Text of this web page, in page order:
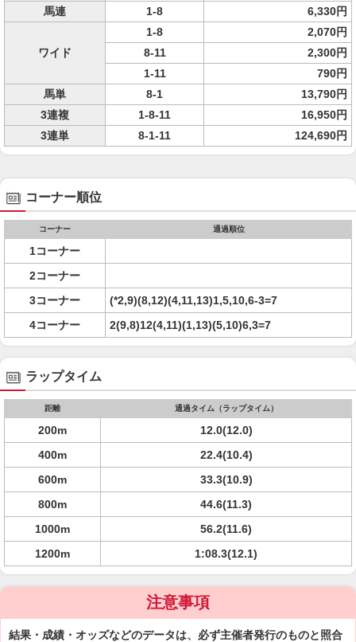
馬連
1-8 6,330円
ワイド
1-8
2,070円
8-11
2,300円
1-11
790円
馬単
8-1
13,790円
3連複
1-8-11
16,950円
3連単
8-1-11 124,690円
コーナー順位
コーナー 通過順位
1コーナー
2コーナー
3コーナー
(*2,9)(8,12)(4,11,13)1,5,10,6-3=7
4コーナー
2(9,8)12(4,11)(1,13)(5,10)6,3=7
ラップタイム
距離 通過タイム（ラップタイム）
200m
12.0(12.0)
400m
22.4(10.4)
600m
33.3(10.9)
800m
44.6(11.3)
1000m
56.2(11.6)
1200m
1:08.3(12.1)
注意事項
結果・成績・オッズなどのデータは、必ず主催者発行のものと照合